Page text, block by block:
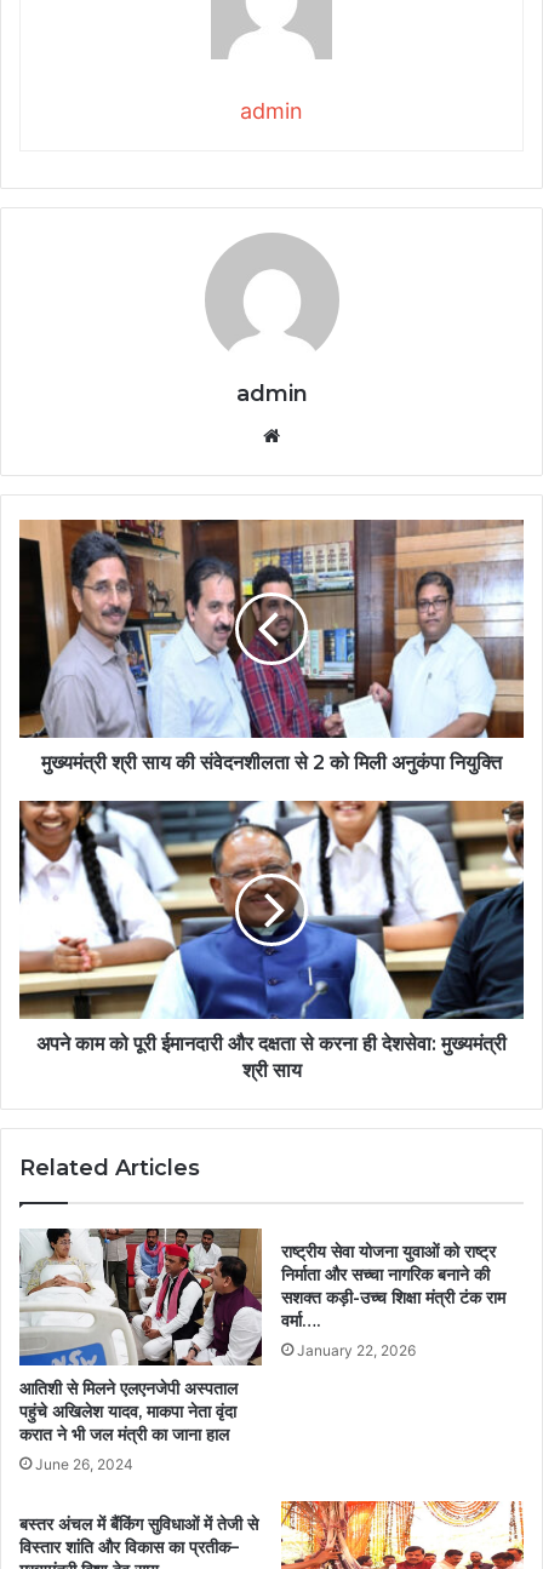
admin
admin
मुख्यमंत्री श्री साय की संवेदनशीलता से 2 को मिली अनुकंपा नियुक्ति
अपने काम को पूरी ईमानदारी और दक्षता से करना ही देशसेवा: मुख्यमंत्री
श्री साय
Related Articles
आतिशी से मिलने एलएनजेपी अस्पताल
पहुंचे अखिलेश यादव, माकपा नेता वृंदा
करात ने भी जल मंत्री का जाना हाल
June 26, 2024
राष्ट्रीय सेवा योजना युवाओं को राष्ट्र
निर्माता और सच्चा नागरिक बनाने की
सशक्त कड़ी-उच्च शिक्षा मंत्री टंक राम
वर्मा….
January 22, 2026
बस्तर अंचल में बैंकिंग सुविधाओं में तेजी से
विस्तार शांति और विकास का प्रतीक–